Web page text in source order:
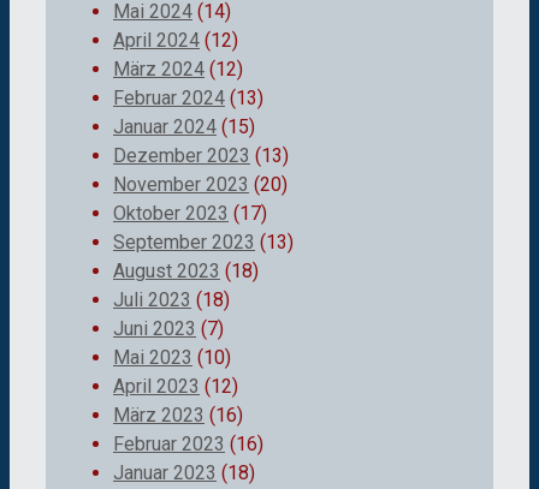
Mai 2024 (14)
April 2024 (12)
März 2024 (12)
Februar 2024 (13)
Januar 2024 (15)
Dezember 2023 (13)
November 2023 (20)
Oktober 2023 (17)
September 2023 (13)
August 2023 (18)
Juli 2023 (18)
Juni 2023 (7)
Mai 2023 (10)
April 2023 (12)
März 2023 (16)
Februar 2023 (16)
Januar 2023 (18)